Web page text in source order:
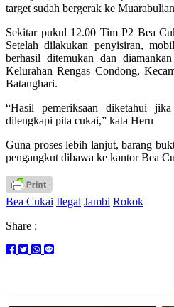
target sudah bergerak ke
Sekitar pukul 12.00 Tim P2 Bea
Setelah dilakukan penyisiran,
berhasil ditemukan dan
Kelurahan Rengas Condong,
Batanghari.
“Hasil pemeriksaan diketahui
dilengkapi pita cukai,” kata Heru
Guna proses lebih lanjut, barang
pengangkut dibawa ke kantor Bea
Bea Cukai Ilegal Jambi Rokok
Share :